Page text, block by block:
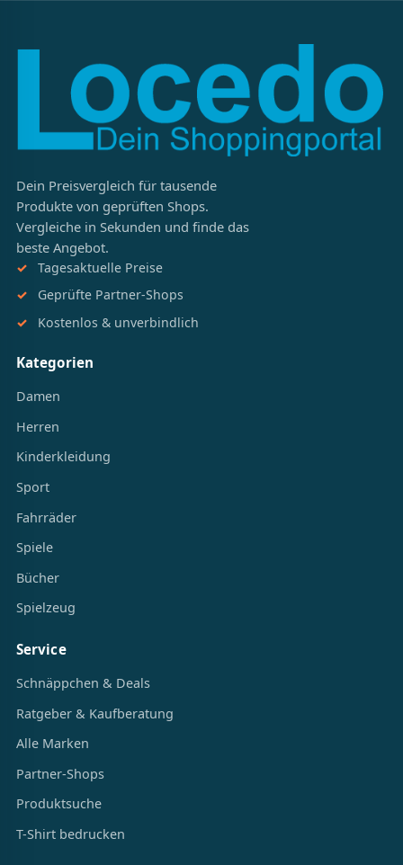
Dein Preisvergleich für tausende
Produkte von geprüften Shops.
Vergleiche in Sekunden und finde das
beste Angebot.
Tagesaktuelle Preise
Geprüfte Partner-Shops
Kostenlos & unverbindlich
Kategorien
Damen
Herren
Kinderkleidung
Sport
Fahrräder
Spiele
Bücher
Spielzeug
Service
Schnäppchen & Deals
Ratgeber & Kaufberatung
Alle Marken
Partner-Shops
Produktsuche
T-Shirt bedrucken